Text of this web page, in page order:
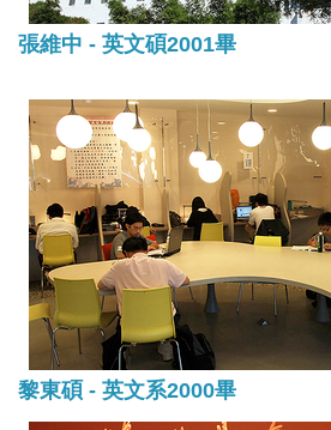
張維中 - 英文碩2001畢
黎東碩 - 英文系2000畢